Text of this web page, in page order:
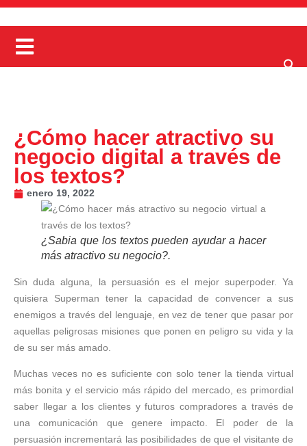
¿Cómo hacer atractivo su
negocio digital a través de
los textos?
enero 19, 2022
¿Sabia que los textos pueden ayudar a hacer
más atractivo su negocio?.
Sin duda alguna, la persuasión es el mejor superpoder. Ya
quisiera Superman tener la capacidad de convencer a sus
enemigos a través del lenguaje, en vez de tener que pasar por
aquellas peligrosas misiones que ponen en peligro su vida y la
de su ser más amado.
Muchas veces no es suficiente con solo tener la tienda virtual
más bonita y el servicio más rápido del mercado, es primordial
saber llegar a los clientes y futuros compradores a través de
una comunicación que genere impacto. El poder de la
persuasión incrementará las posibilidades de que el visitante de